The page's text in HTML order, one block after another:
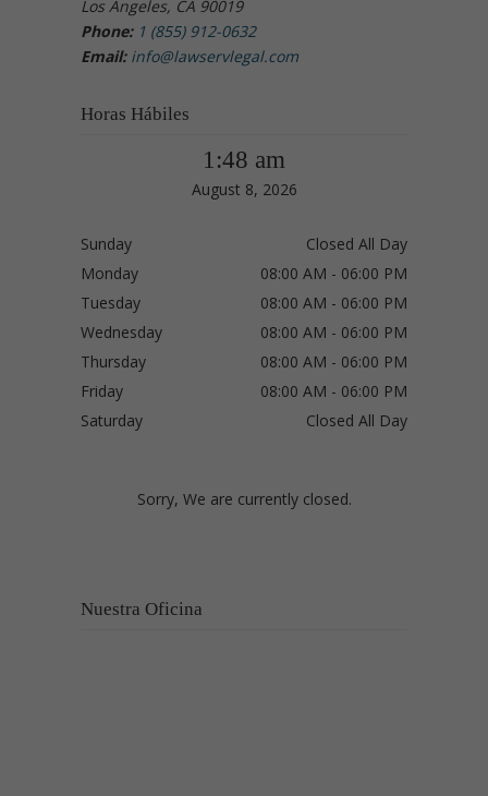
Los Angeles, CA 90019
Phone: 1 (855) 912-0632
Email: info@lawservlegal.com
Horas Hábiles
1:48 am
August 8, 2026
Sunday
Closed All Day
Monday
08:00 AM - 06:00 PM
Tuesday
08:00 AM - 06:00 PM
Wednesday
08:00 AM - 06:00 PM
Thursday
08:00 AM - 06:00 PM
Friday
08:00 AM - 06:00 PM
Saturday
Closed All Day
Sorry, We are currently closed.
Nuestra Oficina